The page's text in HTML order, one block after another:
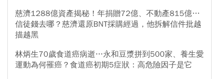
慈濟1288億資產揭秘！年捐贈72億、不動產815億…
信徒錢去哪？慈濟還原BNT採購經過，他拆解信件批越
描越黑
林炳生70歲食道癌病逝…永和豆漿拼到500家、養生愛
運動為何罹癌？食道癌初期5症狀：高危險因子是它